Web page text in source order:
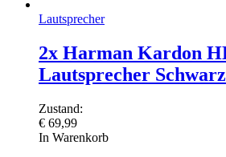
Lautsprecher
2x Harman Kardon
Lautsprecher Schwarz
Zustand:
€ 69,99
In Warenkorb